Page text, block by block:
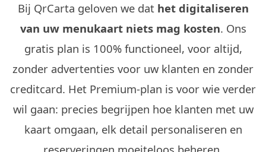
Bij QrCarta geloven we dat het digitaliseren
van uw menukaart niets mag kosten. Ons
gratis plan is 100% functioneel, voor altijd,
zonder advertenties voor uw klanten en zonder
creditcard. Het Premium-plan is voor wie verder
wil gaan: precies begrijpen hoe klanten met uw
kaart omgaan, elk detail personaliseren en